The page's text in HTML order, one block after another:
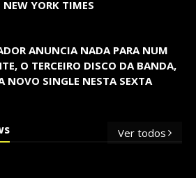
NEW YORK TIMES
ANUNCIA NADA PARA NUM
O TERCEIRO DISCO DA BANDA,
NOVO SINGLE NESTA SEXTA
Ver todos